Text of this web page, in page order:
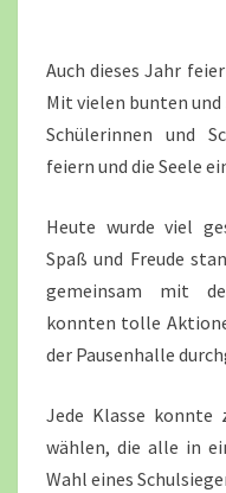
Auch dieses Jahr
Mit vielen bunten
Schülerinnen und
feiern und die Seele
Heute wurde viel
Spaß und Freude
gemeinsam mit
konnten tolle
der Pausenhalle
Jede Klasse konnte
wählen, die alle in
Wahl eines